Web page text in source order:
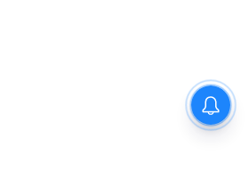
ఆ శాస్త్రవేత్తే స్ఫూర్తి. ఆయన